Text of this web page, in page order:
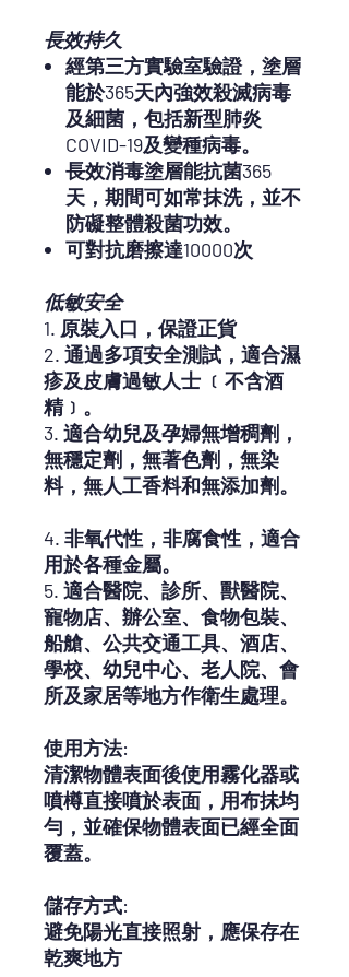
長效持久
經第三方實驗室驗證，塗層
能於365天內強效殺滅病毒
及細菌，包括新型肺炎
COVID-19及變種病毒。
長效消毒塗層能抗菌365
天，期間可如常抹洗，並不
防礙整體殺菌功效。
可對抗磨擦達10000次
低敏安全
1. 原裝入口，保證正貨
2. 通過多項安全測試，適合濕
疹及皮膚過敏人士 ﹝不含酒
精﹞。
3. 適合幼兒及孕婦無增稠劑，
無穩定劑，無著色劑，無染
料，無人工香料和無添加劑。
4. 非氧代性，非腐食性，適合
用於各種金屬。
5. 適合醫院、診所、獸醫院、
寵物店、辦公室、食物包裝、
船艙、公共交通工具、酒店、
學校、幼兒中心、老人院、會
所及家居等地方作衛生處理。
使用方法:
清潔物體表面後使用霧化器或
噴樽直接噴於表面，用布抺均
勻，並確保物體表面已經全面
覆蓋。
儲存方式:
避免陽光直接照射，應保存在
乾爽地方